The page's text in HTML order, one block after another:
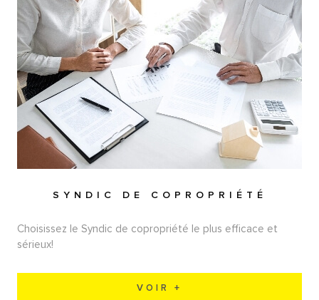
SYNDIC DE COPROPRIÉTÉ
Choisissez le Syndic de copropriété le plus efficace et
sérieux!
VOIR +